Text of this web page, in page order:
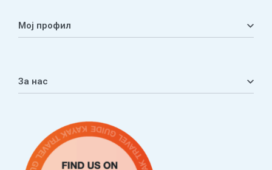
Мој профил
Листа на желби
За нас
Услови за плаќање и испорака
Наши партнери